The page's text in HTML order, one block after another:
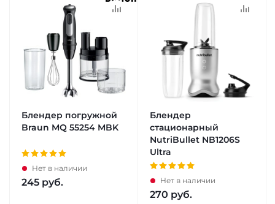
Блендер погружной
Braun MQ 55254 MBK
Нет в наличии
245 руб.
Блендер
стационарный
NutriBullet NB1206S
Ultra
Нет в наличии
270 руб.